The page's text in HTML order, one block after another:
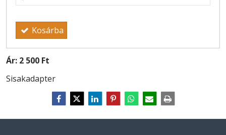
Kosárba
Ár: 2 500 Ft
Sisakadapter